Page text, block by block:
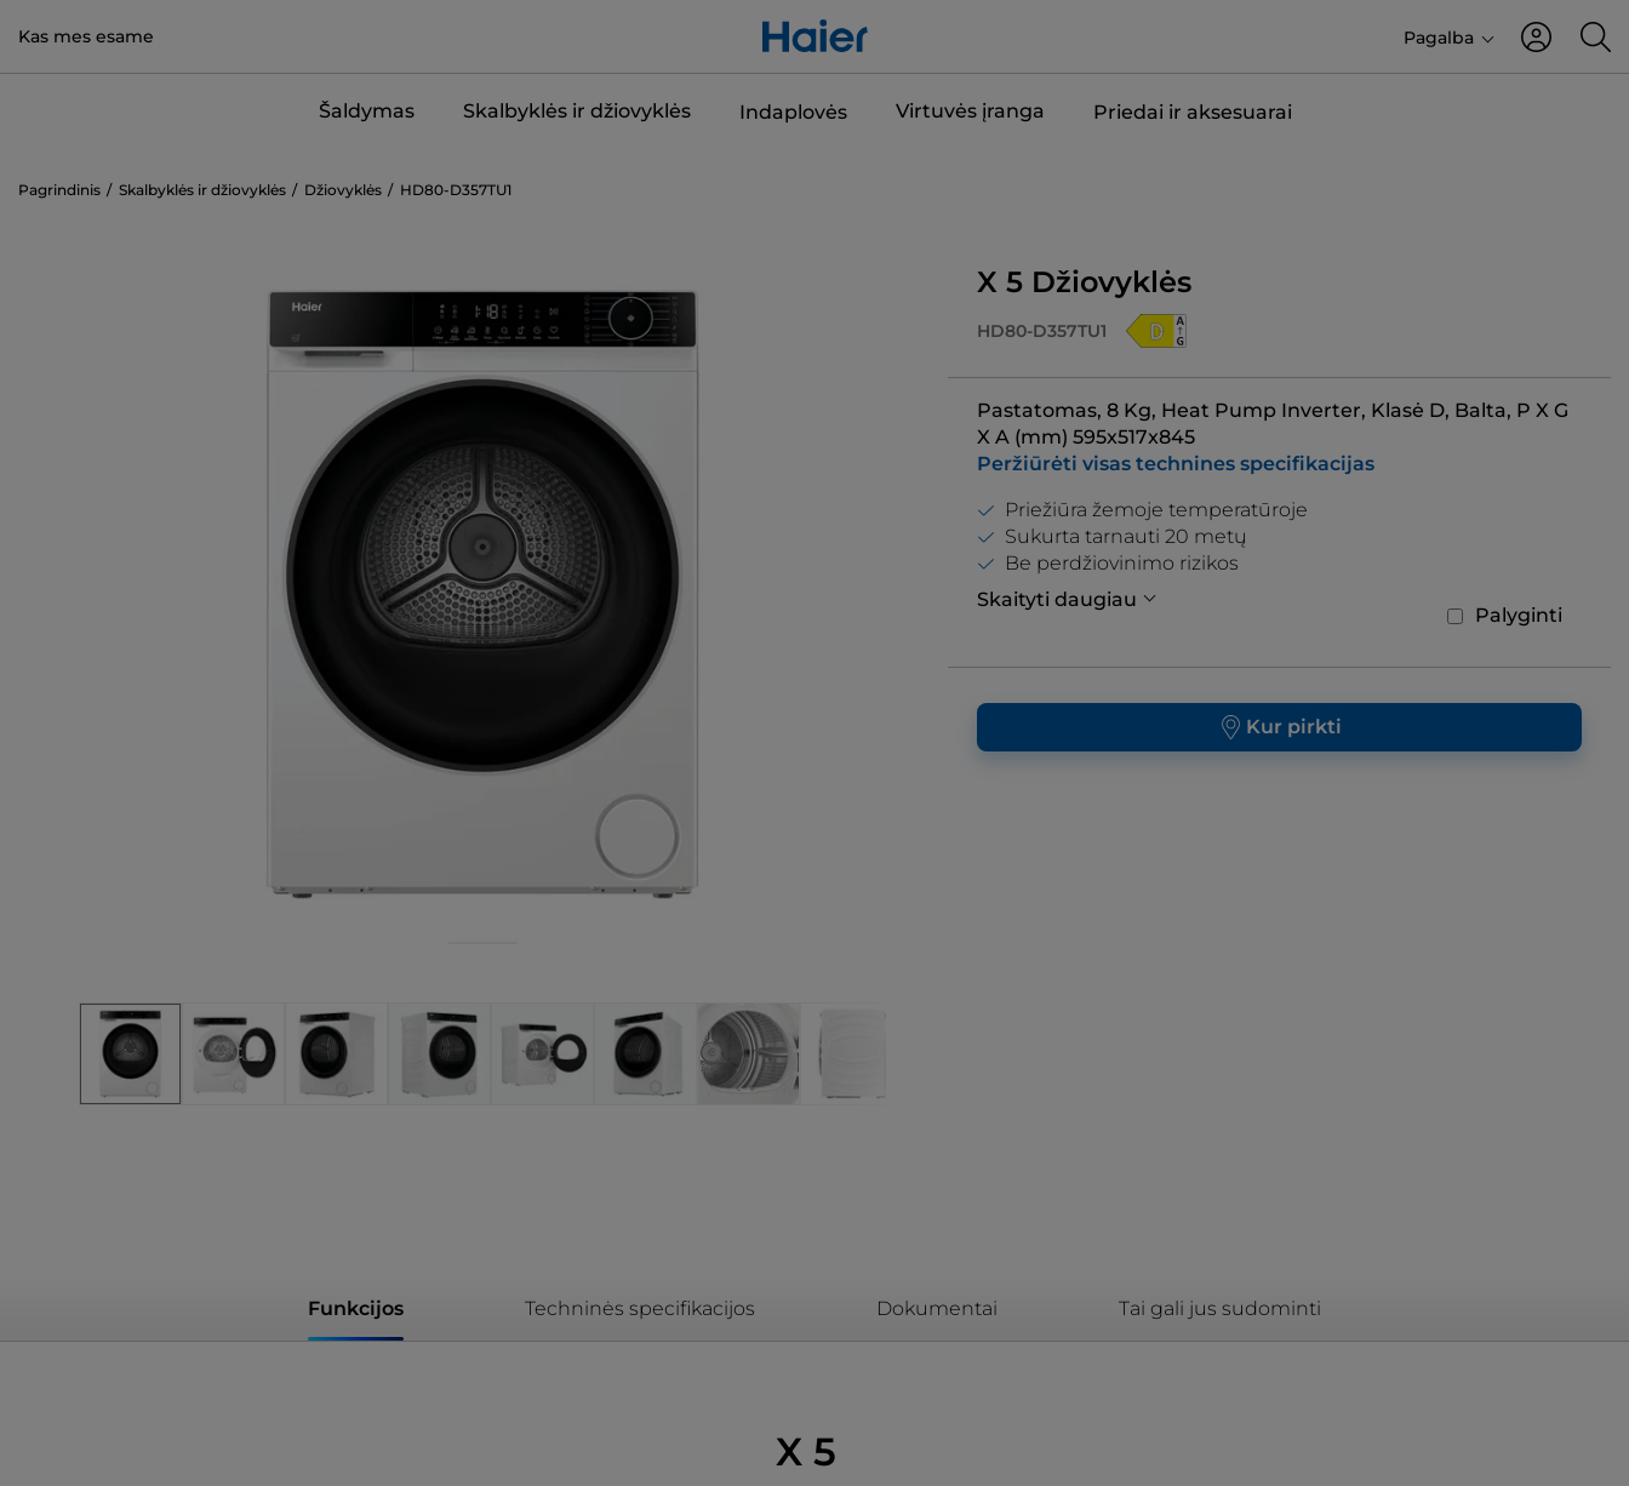
Kas mes esame Pagalba
Šaldymas Skalbyklės ir džiovyklės Indaplovės Virtuvės įranga Priedai ir aksesuarai
Pagrindinis Skalbyklės ir džiovyklės Džiovyklės HD80-D357TU1
X 5 Džiovyklės
HD80-D357TU1
Pastatomas, 8 Kg, Heat Pump Inverter, Klasė D, Balta, P X G
X A (mm) 595x517x845
Peržiūrėti visas technines specifikacijas
Palyginti
Priežiūra žemoje temperatūroje
Sukurta tarnauti 20 metų
Be perdžiovinimo rizikos
Skaityti daugiau
Kur pirkti
Funkcijos Techninės specifikacijos Dokumentai Tai gali jus sudominti
X 5